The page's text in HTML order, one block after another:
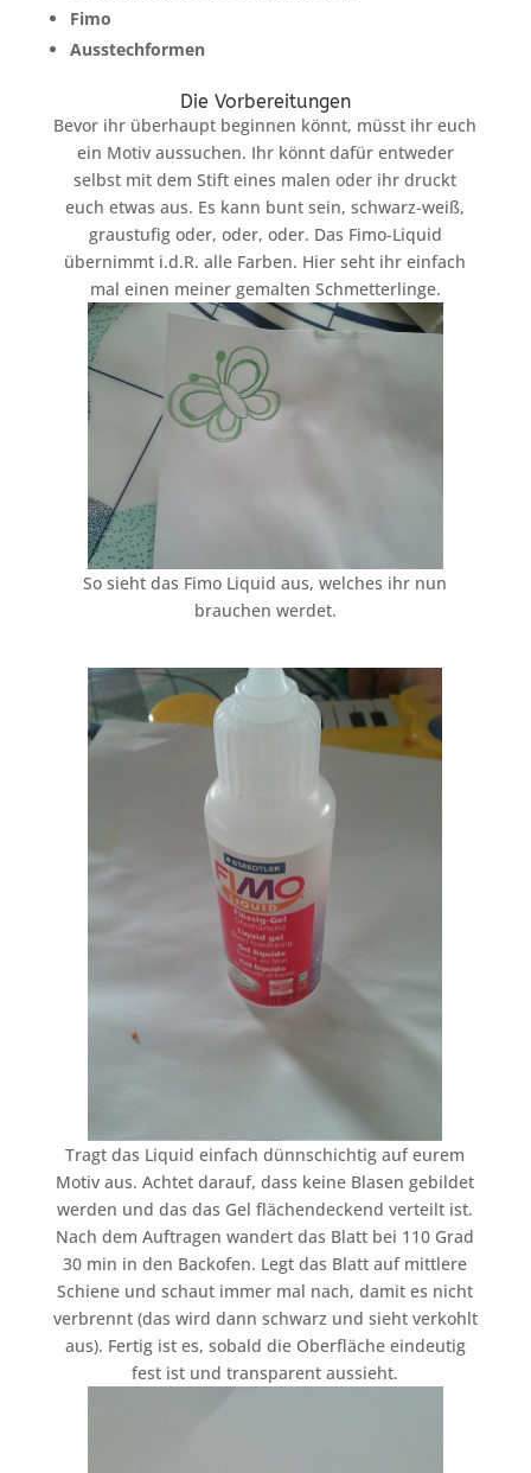
Fimo
Ausstechformen
Die Vorbereitungen
Bevor ihr überhaupt beginnen könnt, müsst ihr euch
ein Motiv aussuchen. Ihr könnt dafür entweder
selbst mit dem Stift eines malen oder ihr druckt
euch etwas aus. Es kann bunt sein, schwarz-weiß,
graustufig oder, oder, oder. Das Fimo-Liquid
übernimmt i.d.R. alle Farben. Hier seht ihr einfach
mal einen meiner gemalten Schmetterlinge.
So sieht das Fimo Liquid aus, welches ihr nun
brauchen werdet.
Tragt das Liquid einfach dünnschichtig auf eurem
Motiv aus. Achtet darauf, dass keine Blasen gebildet
werden und das das Gel flächendeckend verteilt ist.
Nach dem Auftragen wandert das Blatt bei 110 Grad
30 min in den Backofen. Legt das Blatt auf mittlere
Schiene und schaut immer mal nach, damit es nicht
verbrennt (das wird dann schwarz und sieht verkohlt
aus). Fertig ist es, sobald die Oberfläche eindeutig
fest ist und transparent aussieht.